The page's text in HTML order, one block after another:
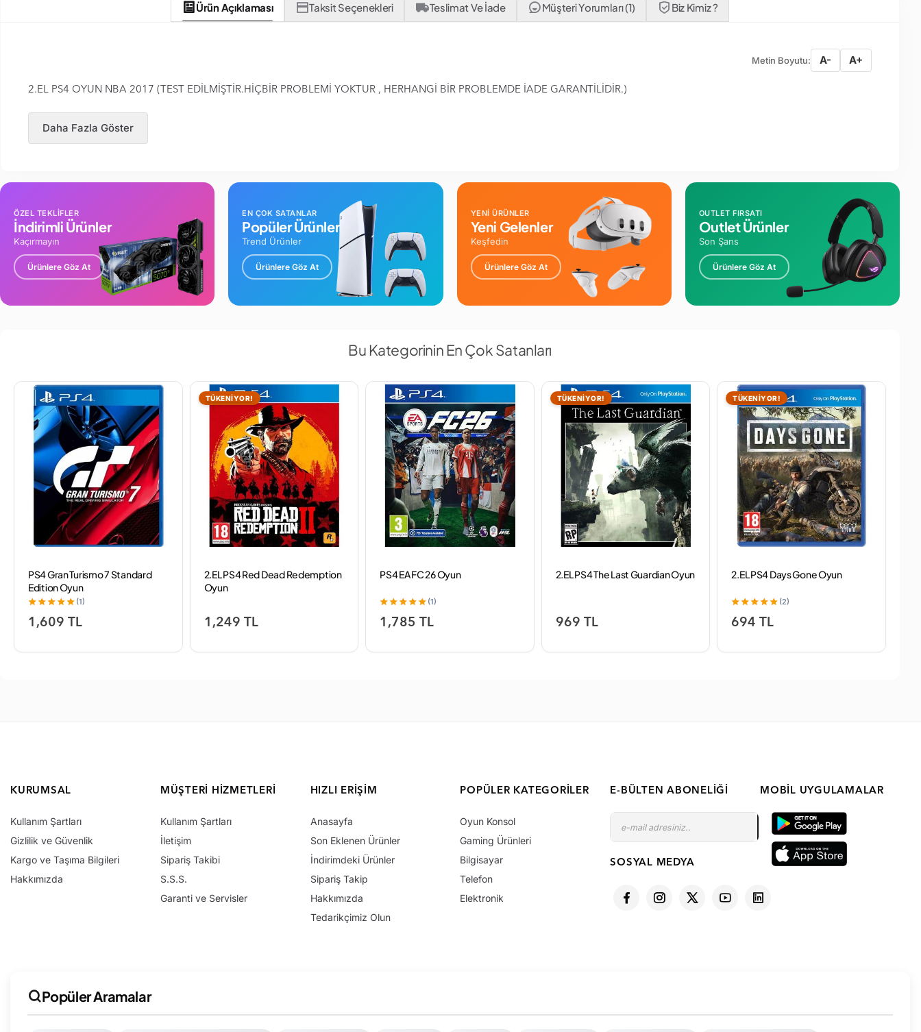
Ürün Açıklaması Taksit Seçenekleri Teslimat Ve İade Müşteri Yorumları (1) Biz Kimiz ?
Metin Boyutu: A- A+
2.EL PS4 OYUN NBA 2017 (TEST EDİLMİŞTİR.HİÇBİR PROBLEMİ YOKTUR , HERHANGİ BİR PROBLEMDE İADE GARANTİLİDİR.)
Daha Fazla Göster
ÖZEL TEKLİFLER
İndirimli Ürünler
Kaçırmayın
Ürünlere Göz At
EN ÇOK SATANLAR
Popüler Ürünler
Trend Ürünler
Ürünlere Göz At
YENİ ÜRÜNLER
Yeni Gelenler
Keşfedin
Ürünlere Göz At
OUTLET FIRSATI
Outlet Ürünler
Son Şans
Ürünlere Göz At
Bu Kategorinin En Çok Satanları
PS4 Gran Turismo 7 Standard
Edition Oyun
(1)
1,609 TL
TÜKENİYOR!
2.EL PS4 Red Dead Redemption
Oyun
1,249 TL
PS4 EA FC 26 Oyun
(1)
1,785 TL
TÜKENİYOR!
2.EL PS4 The Last Guardian Oyun
969 TL
TÜKENİYOR!
2.EL PS4 Days Gone Oyun
(2)
694 TL
KURUMSAL
Kullanım Şartları
Gizlilik ve Güvenlik
Kargo ve Taşıma Bilgileri
Hakkımızda
MÜŞTERI HIZMETLERI
Kullanım Şartları
İletişim
Sipariş Takibi
S.S.S.
Garanti ve Servisler
HIZLI ERIŞIM
Anasayfa
Son Eklenen Ürünler
İndirimdeki Ürünler
Sipariş Takip
Hakkımızda
Tedarikçimiz Olun
POPÜLER KATEGORILER
Oyun Konsol
Gaming Ürünleri
Bilgisayar
Telefon
Elektronik
E-BÜLTEN ABONELIĞI
SOSYAL MEDYA
MOBIL UYGULAMALAR
Popüler Aramalar